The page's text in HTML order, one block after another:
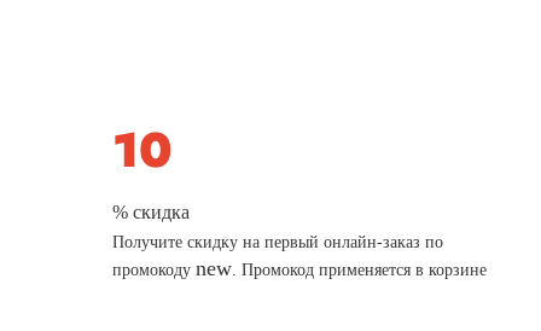
% скидка
Получите скидку на первый онлайн-заказ по
промокодуnew. Промокод применяется в корзине